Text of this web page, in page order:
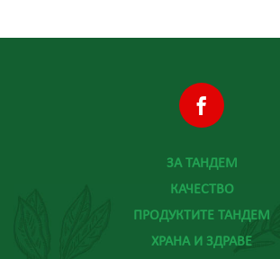
ЗА ТАНДЕМ
КАЧЕСТВО
ПРОДУКТИТЕ ТАНДЕМ
ХРАНА И ЗДРАВЕ